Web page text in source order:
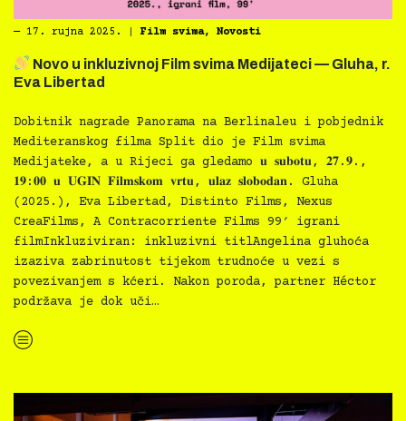
― 17. rujna 2025. Film svima, Novosti
Novo u inkluzivnoj Film svima Medijateci — Gluha, r.
Eva Libertad
Dobitnik nagrade Panorama na Berlinaleu i pobjednik
Mediteranskog filma Split dio je Film svima
Medijateke, a u Rijeci ga gledamo 𝐮 𝐬𝐮𝐛𝐨𝐭𝐮, 𝟐𝟕.𝟗.,
𝟏𝟗:𝟎𝟎 𝐮 𝐔𝐆𝐈𝐍 𝐅𝐢𝐥𝐦𝐬𝐤𝐨𝐦 𝐯𝐫𝐭𝐮, 𝐮𝐥𝐚𝐳 𝐬𝐥𝐨𝐛𝐨𝐝𝐚𝐧. Gluha
(2025.), Eva Libertad, Distinto Films, Nexus
CreaFilms, A Contracorriente Films 99′ igrani
filmInkluziviran: inkluzivni titlAngelina gluhoća
izaziva zabrinutost tijekom trudnoće u vezi s
povezivanjem s kćeri. Nakon poroda, partner Héctor
podržava je dok uči…
“